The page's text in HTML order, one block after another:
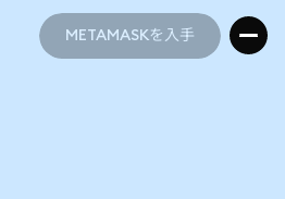
METAMASKを入手